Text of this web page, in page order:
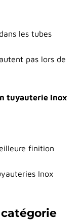
les tubes
pas lors de
tuyauterie Inox
finition
Inox